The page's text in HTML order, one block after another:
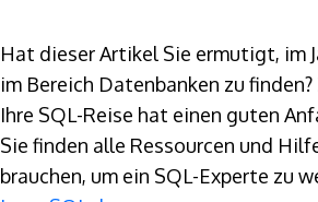
Hat dieser Artikel Sie ermutigt, im
im Bereich Datenbanken zu
Ihre SQL-Reise hat einen guten
Sie finden alle Ressourcen und
brauchen, um ein SQL-Experte zu